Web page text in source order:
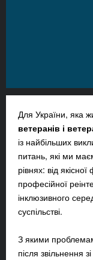
Для України, яка
ветеранів і
із найбільших
питань, які ми
рівнях: від якісної
професійної
інклюзивного
суспільстві.
З якими
після звільнення